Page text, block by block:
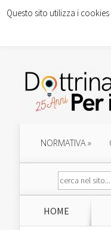
NORMATIVA»
HOME
Questo sito utilizza i